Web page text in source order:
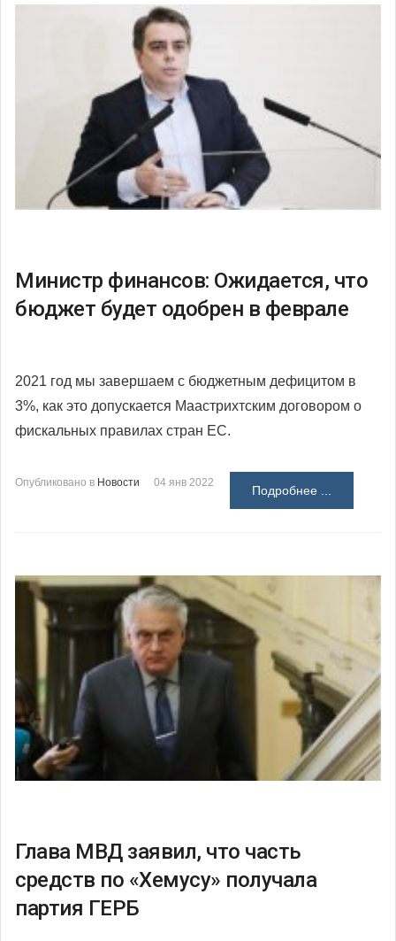
Министр финансов: Ожидается, что
бюджет будет одобрен в феврале
2021 год мы завершаем с бюджетным дефицитом в
3%, как это допускается Маастрихтским договором о
фискальных правилах стран ЕС.
Опубликовано в Новости 04 янв 2022
Подробнее ...
Глава МВД заявил, что часть
средств по «Хемусу» получала
партия ГЕРБ